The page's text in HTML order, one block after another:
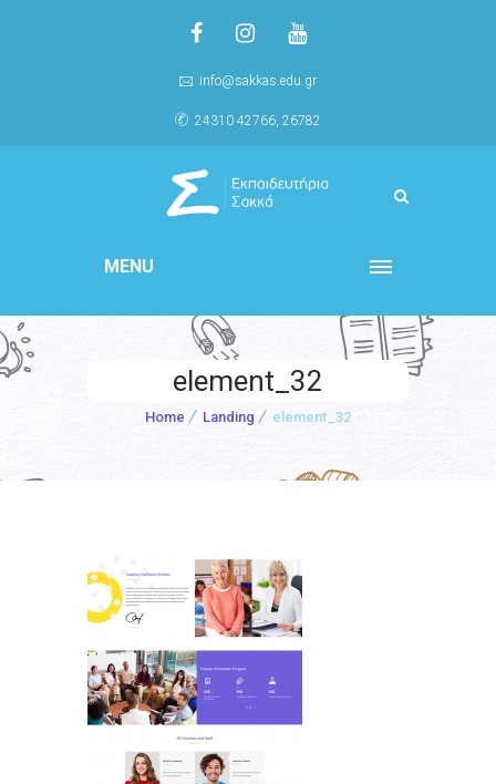
info@sakkas.edu.gr
24310 42766, 26782
MENU
element_32
Home Landing element_32